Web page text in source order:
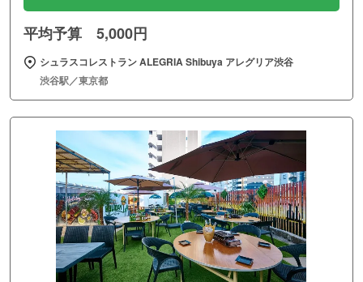
平均予算 5,000円
シュラスコレストラン ALEGRIA Shibuya アレグリア渋谷
渋谷駅／東京都